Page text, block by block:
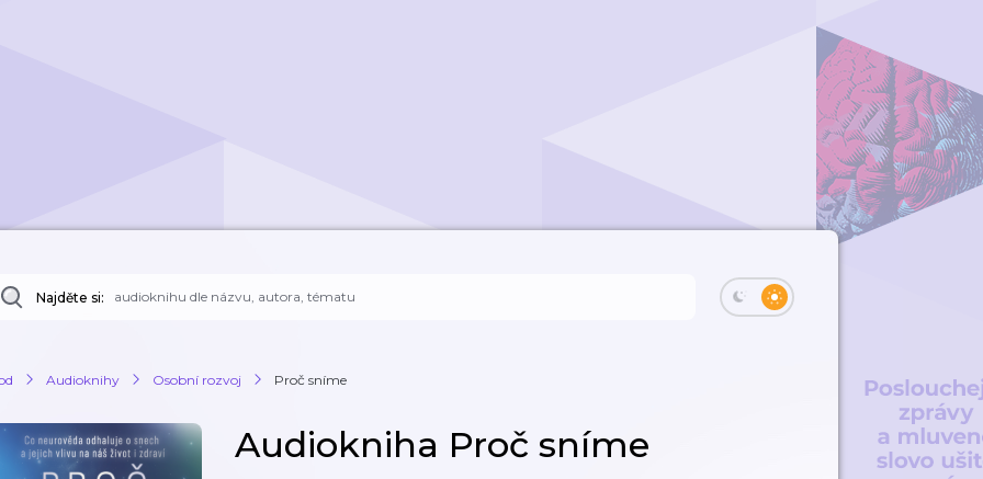
Najděte si:
Audioknihy Osobní rozvoj Proč sníme
Audiokniha Proč sníme